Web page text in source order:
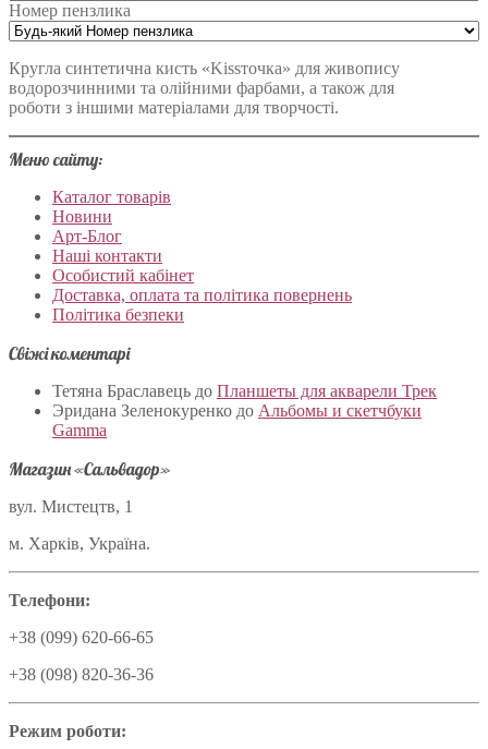
Номер пензлика
Кругла синтетична кисть «Kissточка» для живопису
водорозчинними та олійними фарбами, а також для
роботи з іншими матеріалами для творчості.
Меню сайту:
Каталог товарів
Новини
Арт-Блог
Наші контакти
Особистий кабінет
Доставка, оплата та політика повернень
Політика безпеки
Свіжі коментарі
Тетяна Браславець до Планшеты для акварели Трек
Эридана Зеленокуренко до Альбомы и скетчбуки
Gamma
Магазин «Сальвадор»
вул. Мистецтв, 1
м. Харків, Україна.
Телефони:
+38 (099) 620-66-65
+38 (098) 820-36-36
Режим роботи: